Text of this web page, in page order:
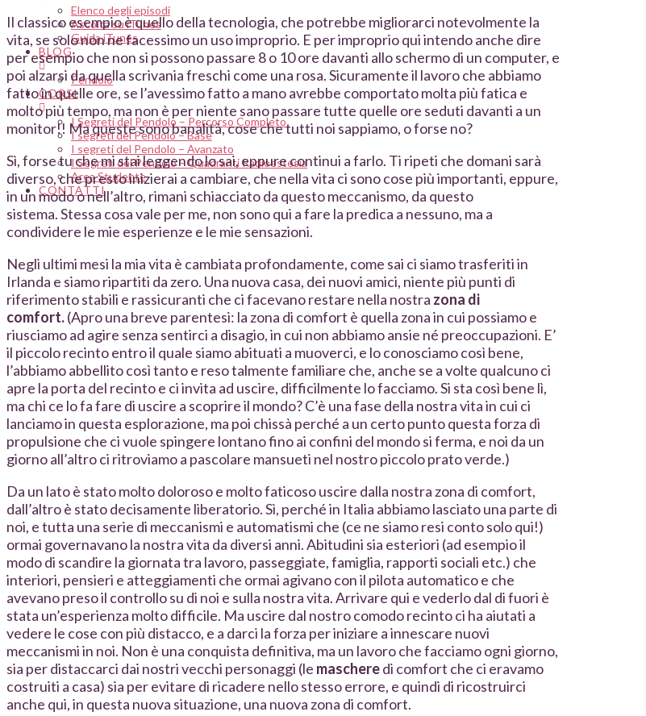
Elenco degli episodi
Ascolta su iTunes
Guida iTunes
BLOG
Pendolo
CORSI
I Segreti del Pendolo – Percorso Completo
I segreti del Pendolo – Base
I segreti del Pendolo – Avanzato
I Segreti del Pendolo – Quadranti Radioestesia
Area Studente
CONTATTI
Il classico esempio è quello della tecnologia, che potrebbe migliorarci notevolmente la
vita, se solo non ne facessimo un uso improprio. E per improprio qui intendo anche dire
per esempio che non si possono passare 8 o 10 ore davanti allo schermo di un computer, e
poi alzarsi da quella scrivania freschi come una rosa. Sicuramente il lavoro che abbiamo
fatto in quelle ore, se l’avessimo fatto a mano avrebbe comportato molta più fatica e
molto più tempo, ma non è per niente sano passare tutte quelle ore seduti davanti a un
monitor!! Ma queste sono banalità, cose che tutti noi sappiamo, o forse no?
Sì, forse tu che mi stai leggendo lo sai, eppure continui a farlo. Ti ripeti che domani sarà
diverso, che presto inizierai a cambiare, che nella vita ci sono cose più importanti, eppure,
in un modo o nell’altro, rimani schiacciato da questo meccanismo, da questo
sistema. Stessa cosa vale per me, non sono qui a fare la predica a nessuno, ma a
condividere le mie esperienze e le mie sensazioni.
Negli ultimi mesi la mia vita è cambiata profondamente, come sai ci siamo trasferiti in
Irlanda e siamo ripartiti da zero. Una nuova casa, dei nuovi amici, niente più punti di
riferimento stabili e rassicuranti che ci facevano restare nella nostra zona di
comfort.(Apro una breve parentesi: la zona di comfort è quella zona in cui possiamo e
riusciamo ad agire senza sentirci a disagio, in cui non abbiamo ansie né preoccupazioni. E’
il piccolo recinto entro il quale siamo abituati a muoverci, e lo conosciamo così bene,
l’abbiamo abbellito così tanto e reso talmente familiare che, anche se a volte qualcuno ci
apre la porta del recinto e ci invita ad uscire, difficilmente lo facciamo. Si sta così bene lì,
ma chi ce lo fa fare di uscire a scoprire il mondo? C’è una fase della nostra vita in cui ci
lanciamo in questa esplorazione, ma poi chissà perché a un certo punto questa forza di
propulsione che ci vuole spingere lontano fino ai confini del mondo si ferma, e noi da un
giorno all’altro ci ritroviamo a pascolare mansueti nel nostro piccolo prato verde.)
Da un lato è stato molto doloroso e molto faticoso uscire dalla nostra zona di comfort,
dall’altro è stato decisamente liberatorio. Sì, perché in Italia abbiamo lasciato una parte di
noi, e tutta una serie di meccanismi e automatismi che (ce ne siamo resi conto solo qui!)
ormai governavano la nostra vita da diversi anni. Abitudini sia esteriori (ad esempio il
modo di scandire la giornata tra lavoro, passeggiate, famiglia, rapporti sociali etc.) che
interiori, pensieri e atteggiamenti che ormai agivano con il pilota automatico e che
avevano preso il controllo su di noi e sulla nostra vita. Arrivare qui e vederlo dal di fuori è
stata un’esperienza molto difficile. Ma uscire dal nostro comodo recinto ci ha aiutati a
vedere le cose con più distacco, e a darci la forza per iniziare a innescare nuovi
meccanismi in noi. Non è una conquista definitiva, ma un lavoro che facciamo ogni giorno,
sia per distaccarci dai nostri vecchi personaggi (le mascheredi comfort che ci eravamo
costruiti a casa) sia per evitare di ricadere nello stesso errore, e quindi di ricostruirci
anche qui, in questa nuova situazione, una nuova zona di comfort.